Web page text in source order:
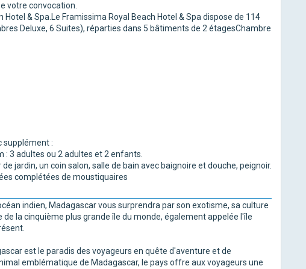
votre convocation.
Hotel & Spa.Le Framissima Royal Beach Hotel & Spa dispose de 114
Deluxe, 6 Suites), réparties dans 5 bâtiments de 2 étagesChambre
supplément :
: 3 adultes ou 2 adultes et 2 enfants.
jardin, un coin salon, salle de bain avec baignoire et douche, peignoir.
complétées de moustiquaires
indien, Madagascar vous surprendra par son exotisme, sa culture
la cinquième plus grande île du monde, également appelée l'île
est le paradis des voyageurs en quête d'aventure et de
emblématique de Madagascar, le pays offre aux voyageurs une